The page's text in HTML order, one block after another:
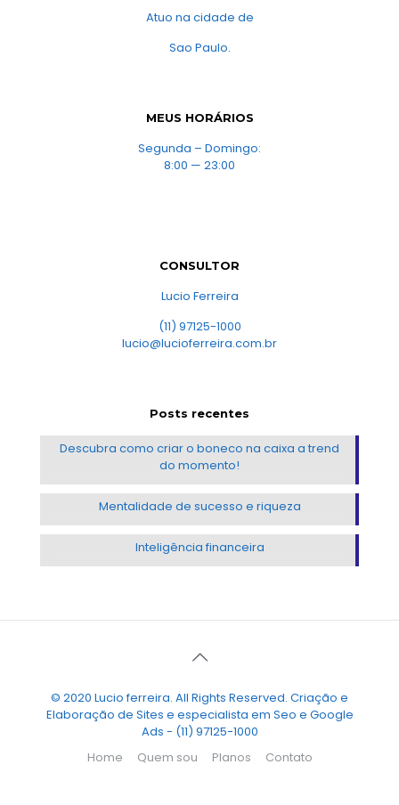
Atuo na cidade de
Sao Paulo.
MEUS HORÁRIOS
Segunda – Domingo:
8:00 — 23:00
CONSULTOR
Lucio Ferreira
(11) 97125-1000
lucio@lucioferreira.com.br
Posts recentes
Descubra como criar o boneco na caixa a trend
do momento!
Mentalidade de sucesso e riqueza
Inteligência financeira
© 2020 Lucio ferreira. All Rights Reserved. Criação e
Elaboração de Sites e especialista em Seo e Google
Ads - (11) 97125-1000
Home
Quem sou Planos Contato